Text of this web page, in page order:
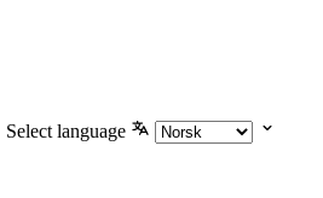
Select language